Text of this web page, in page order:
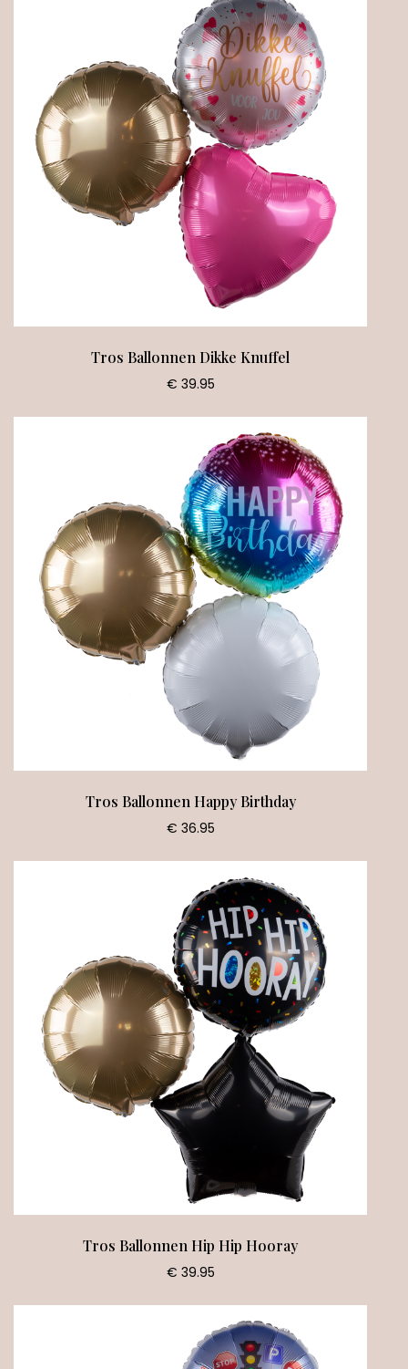
Tros Ballonnen Dikke Knuffel
€ 39.95
Tros Ballonnen Happy Birthday
€ 36.95
Tros Ballonnen Hip Hip Hooray
€ 39.95